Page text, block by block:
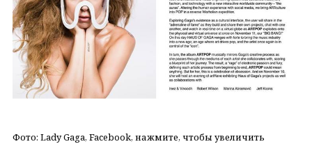
Фото: Lady Gaga, Facebook, нажмите, чтобы увеличить